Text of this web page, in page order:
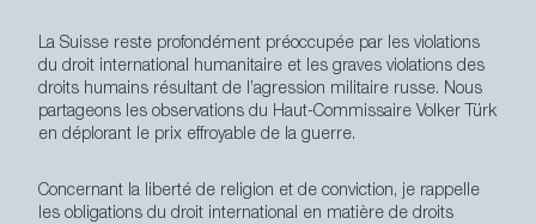
La Suisse reste profondément préoccupée par les violations
du droit international humanitaire et les graves violations des
droits humains résultant de l’agression militaire russe. Nous
partageons les observations du Haut-Commissaire Volker Türk
en déplorant le prix effroyable de la guerre.
Concernant la liberté de religion et de conviction, je rappelle
les obligations du droit international en matière de droits